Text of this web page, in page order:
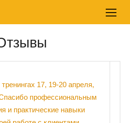
17, 19-20 апреля,
профессиональным
и практические навыки